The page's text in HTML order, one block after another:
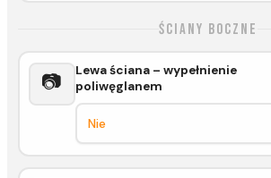
Ściany boczne
📷
Lewa ściana – wypełnienie
poliwęglanem